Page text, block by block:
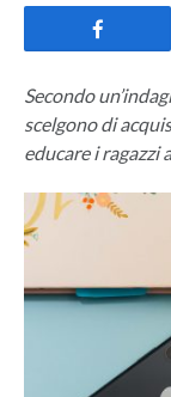
Secondo
scelgono di
educare i ragazzi